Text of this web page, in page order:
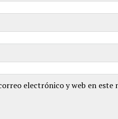
electrónico y web en este